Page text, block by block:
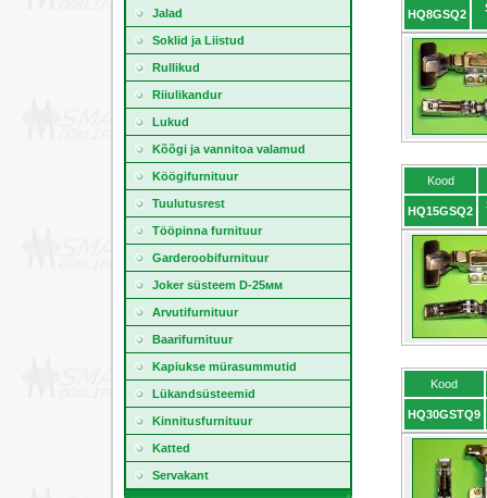
Jalad
Soklid ja Liistud
Rullikud
Riiulikandur
Lukud
Kõõgi ja vannitoa valamud
Köögifurnituur
Tuulutusrest
Tööpinna furnituur
Garderoobifurnituur
Joker süsteem D-25мм
Arvutifurnituur
Baarifurnituur
Kapiukse mürasummutid
Lükandsüsteemid
Kinnitusfurnituur
Katted
Servakant
HQ8GSQ2
Kood
HQ15GSQ2
Kood
HQ30GSTQ9